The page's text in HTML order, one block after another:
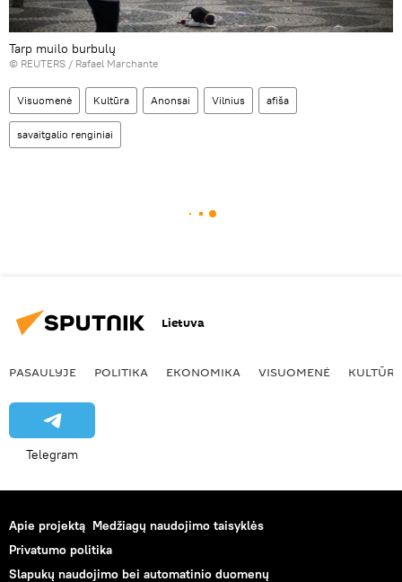
Tarp muilo burbulų
© REUTERS / Rafael Marchante
Visuomenė Kultūra Anonsai Vilnius afiša
savaitgalio renginiai
Lietuva
PASAULYJE POLITIKA EKONOMIKA VISUOMENĖ KULTŪRA
Telegram
Apie projektą Medžiagų naudojimo taisyklės
Privatumo politika
Slapukų naudojimo bei automatinio duomenų